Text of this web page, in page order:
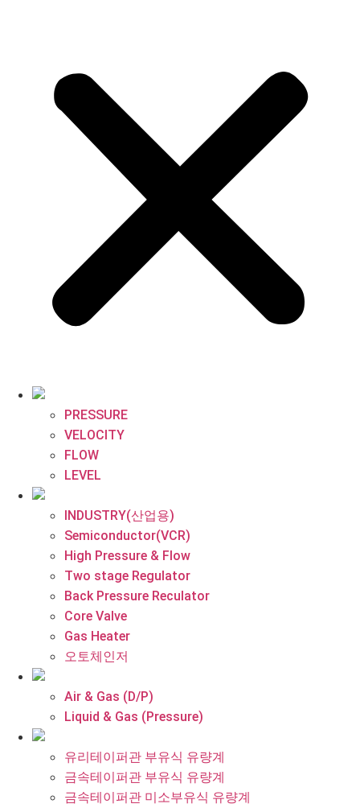
PRESSURE
VELOCITY
FLOW
LEVEL
INDUSTRY(산업용)
Semiconductor(VCR)
High Pressure & Flow
Two stage Regulator
Back Pressure Reculator
Core Valve
Gas Heater
오토체인저
Air & Gas (D/P)
Liquid & Gas (Pressure)
유리테이퍼관 부유식 유량계
금속테이퍼관 부유식 유량계
금속테이퍼관 미소부유식 유량계